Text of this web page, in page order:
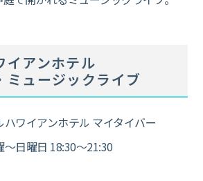
イアンホテル
ミュージックライブ
ワイアンホテル マイタイバー
日曜日 18:30～21:30